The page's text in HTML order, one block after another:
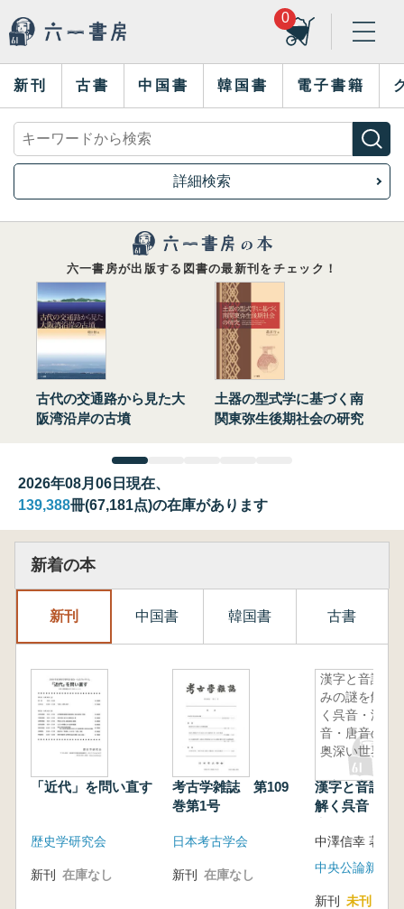
0
新刊 古書 中国書 韓国書 電子書籍
詳細検索
六一書房が出版する図書の最新刊をチェック！
古代の交通路から見た大
阪湾沿岸の古墳
土器の型式学に基づく南
関東弥生後期社会の研究
2026年08月06日現在、
139,388冊(67,181点)の在庫があります
新着の本
新刊 中国書 韓国書 古書
「近代」を問い直す
歴史学研究会
新刊 在庫なし
考古学雑誌 第109
巻第1号
日本考古学会
新刊 在庫なし
漢字と音読
みの謎を解
く呉音・漢
音・唐音の
奥深い世界
漢字と音読み
解く呉音・漢
中澤信幸 著
中央公論新社
新刊 未刊